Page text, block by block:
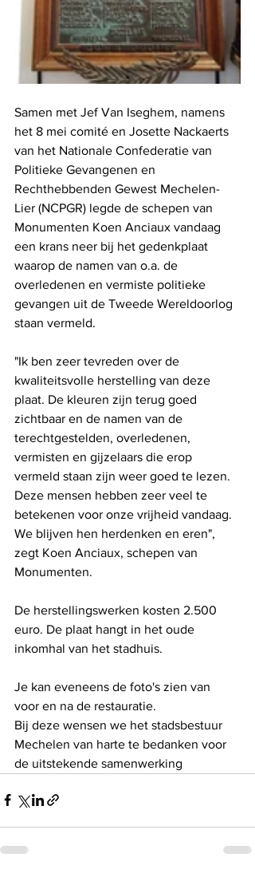
Samen met Jef Van Iseghem, namens
het 8 mei comité en Josette Nackaerts
van het Nationale Confederatie van
Politieke Gevangenen en
Rechthebbenden Gewest Mechelen-
Lier (NCPGR) legde de schepen van
Monumenten Koen Anciaux vandaag
een krans neer bij het gedenkplaat
waarop de namen van o.a. de
overledenen en vermiste politieke
gevangen uit de Tweede Wereldoorlog
staan vermeld.
"Ik ben zeer tevreden over de
kwaliteitsvolle herstelling van deze
plaat. De kleuren zijn terug goed
zichtbaar en de namen van de
terechtgestelden, overledenen,
vermisten en gijzelaars die erop
vermeld staan zijn weer goed te lezen.
Deze mensen hebben zeer veel te
betekenen voor onze vrijheid vandaag.
We blijven hen herdenken en eren",
zegt Koen Anciaux, schepen van
Monumenten.
De herstellingswerken kosten 2.500
euro. De plaat hangt in het oude
inkomhal van het stadhuis.
Je kan eveneens de foto's zien van
voor en na de restauratie.
Bij deze wensen we het stadsbestuur
Mechelen van harte te bedanken voor
de uitstekende samenwerking